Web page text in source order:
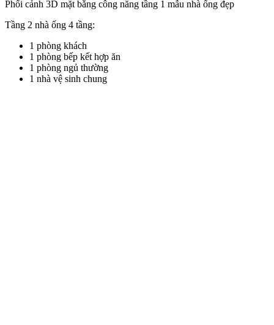
Phối cảnh 3D mặt bằng công năng tầng 1 mẫu nhà ống đẹp
Tầng 2 nhà ống 4 tầng:
1 phòng khách
1 phòng bếp kết hợp ăn
1 phòng ngủ thường
1 nhà vệ sinh chung